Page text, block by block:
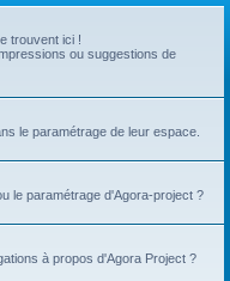
h
c
trouvent ici !
ou suggestions de
le paramétrage de leur espace.
le paramétrage d'Agora-project ?
à propos d'Agora Project ?